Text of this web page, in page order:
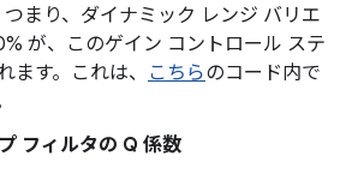
つまり、ダイナミック レンジ バリエ
が、このゲイン コントロール ステ
ます。これは、 こちらのコード内で
フィルタの Q 係数